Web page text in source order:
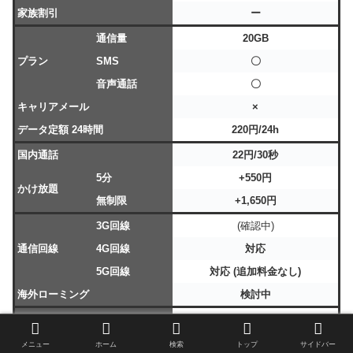
家族割引 ー
プラン
通信量
20GB
SMS
〇
音声通話
〇
キャリアメール
×
データ定額 24時間
220円/24h
国内通話 22円/30秒
かけ放題
5分
+550円
無制限
+1,650円
通信回線
3G回線
(確認中)
4G回線
対応
5G回線
対応 (追加料金なし)
海外ローミング
検討中
解約違約金
(確認中)
メニュー ホーム 検索 トップ サイドバー